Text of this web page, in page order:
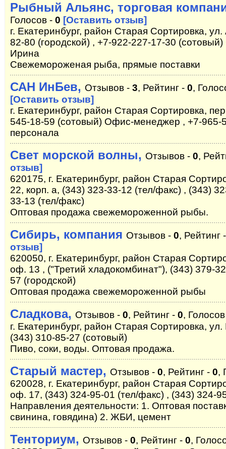
Рыбный Альянс, торговая
Голосов - 0 [Оставить отзыв]
г. Екатеринбург, район Старая Сортировка,
82-80 (городской) , +7-922-227-17-30
Ирина
Свежемороженая рыба, прямые поставки
САН ИнБев, Отзывов - 3, Рейтинг - 0,
[Оставить отзыв]
г. Екатеринбург, район Старая Сортировка,
545-18-59 (сотовый) Офис-менеджер , +7-965-
персонала
Свет морской волны, Отзывов - 0,
отзыв]
620175, г. Екатеринбург, район Старая
22, корп. а, (343) 323-33-12 (тел/факс) , (343)
33-13 (тел/факс)
Оптовая продажа свежемороженной рыбы.
Сибирь, компания Отзывов - 0, Рейтинг
отзыв]
620050, г. Екатеринбург, район Старая
оф. 13 , ("Третий хладокомбинат"), (343) 379-
57 (городской)
Оптовая продажа свежемороженной рыбы
Сладкова, Отзывов - 0, Рейтинг - 0,
г. Екатеринбург, район Старая Сортировка,
(343) 310-85-27 (сотовый)
Пиво, соки, воды. Оптовая продажа.
Старый мастер, Отзывов - 0, Рейтинг - 0,
620028, г. Екатеринбург, район Старая
оф. 17, (343) 324-95-01 (тел/факс) , (343) 324-
Направления деятельности: 1. Оптовая
свинина, говядина) 2. ЖБИ, цемент
Тенториум, Отзывов - 0, Рейтинг - 0,